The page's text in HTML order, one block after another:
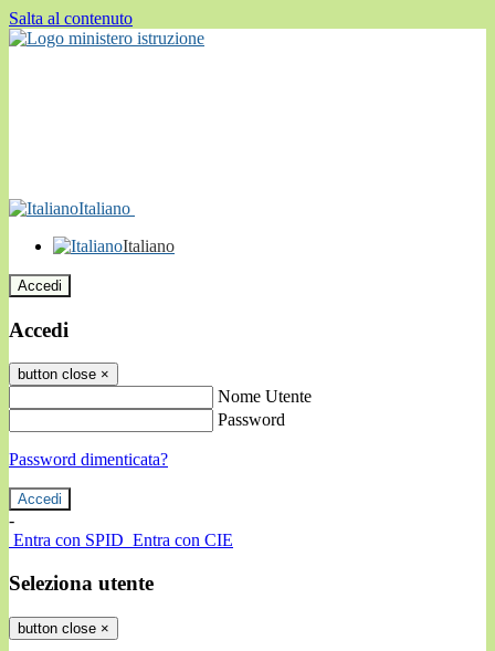
Salta al contenuto
Italiano
Italiano
Accedi
Accedi
button close ×
Nome Utente
Password
Password dimenticata?
-
Entra con SPID Entra con CIE
Seleziona utente
button close ×